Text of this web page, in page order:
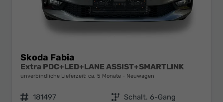
Skoda Fabia
Extra PDC+LED+LANE ASSIST+SMARTLINK
unverbindliche Lieferzeit: ca. 5 Monate Neuwagen
Fahrzeugnr. 181497 Getriebe Schalt. 6-Gang